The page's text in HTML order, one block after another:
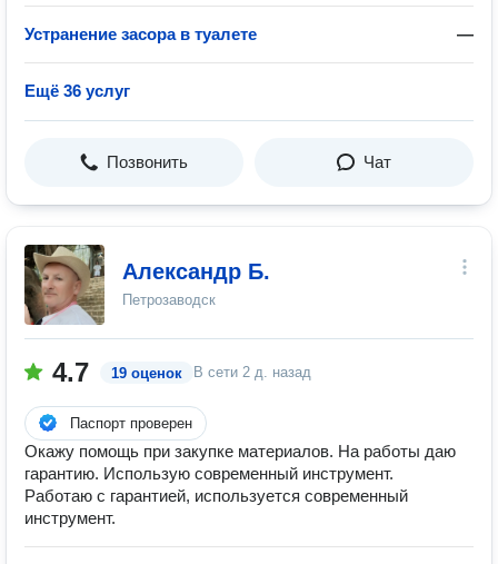
Устранение засора в туалете —
Ещё 36 услуг
Позвонить Чат
Александр Б.
Петрозаводск
4.7 19 оценок В сети 2 д. назад
Паспорт проверен
Окажу помощь при закупке материалов. На работы даю
гарантию. Использую современный инструмент.
Работаю с гарантией, используется современный
инструмент.